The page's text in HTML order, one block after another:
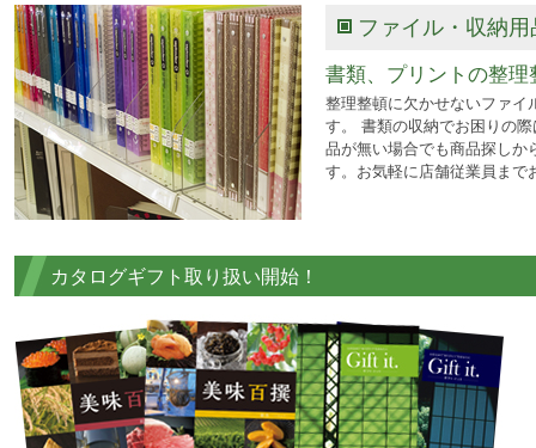
ファイル・収納用
書類、プリントの整理
整理整頓に欠かせないファイ
す。 書類の収納でお困りの
品が無い場合でも商品探しか
す。お気軽に店舗従業員まで
カタログギフト取り扱い開始！